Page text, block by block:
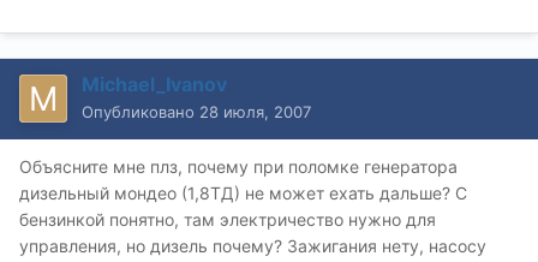
Michael_Ivanov
Опубликовано 28 июля, 2007
Объясните мне плз, почему при поломке генератора
дизельный мондео (1,8ТД) не может ехать дальше? С
бензинкой понятно, там электричество нужно для
управления, но дизель почему? Зажигания нету, насосу